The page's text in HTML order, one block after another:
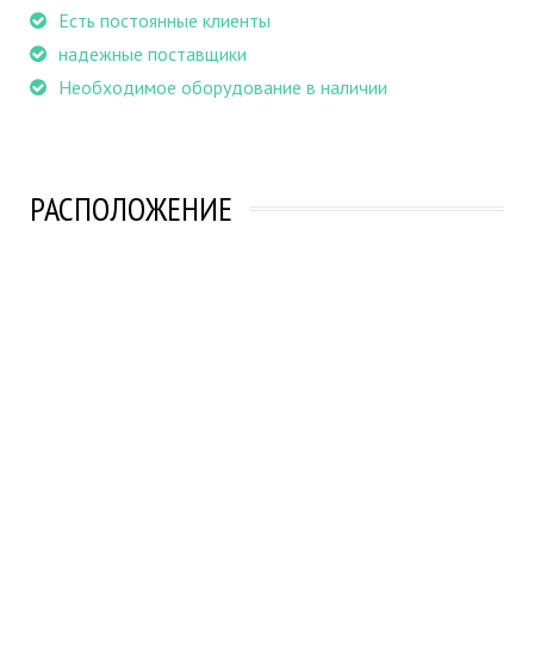
Есть постоянные клиенты
надежные поставщики
Необходимое оборудование в наличии
РАСПОЛОЖЕНИЕ